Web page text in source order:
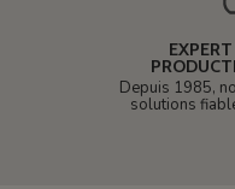
Depuis 1985,
solutions